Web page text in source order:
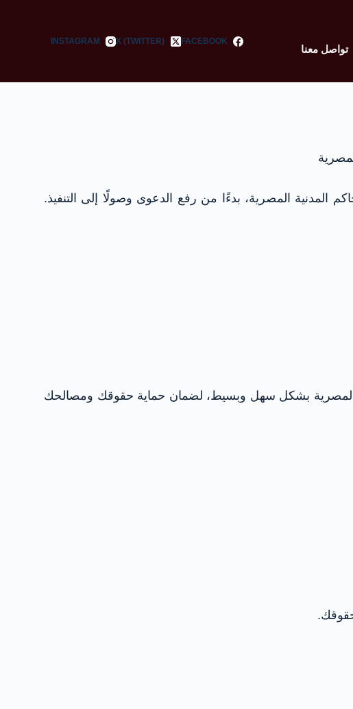
تواصل معنا
FACEBOOK
X (TWITTER)
INSTAGRAM
المدنية المصرية، بدءًا من رفع الدعوى وصولًا إلى التنفيذ.
المصرية بشكل سهل وبسيط، لضمان حماية حقوقك ومصالحك